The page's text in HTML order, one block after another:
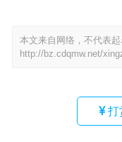
本文来自网络，不代表
http://bz.cdqmw.net/
打